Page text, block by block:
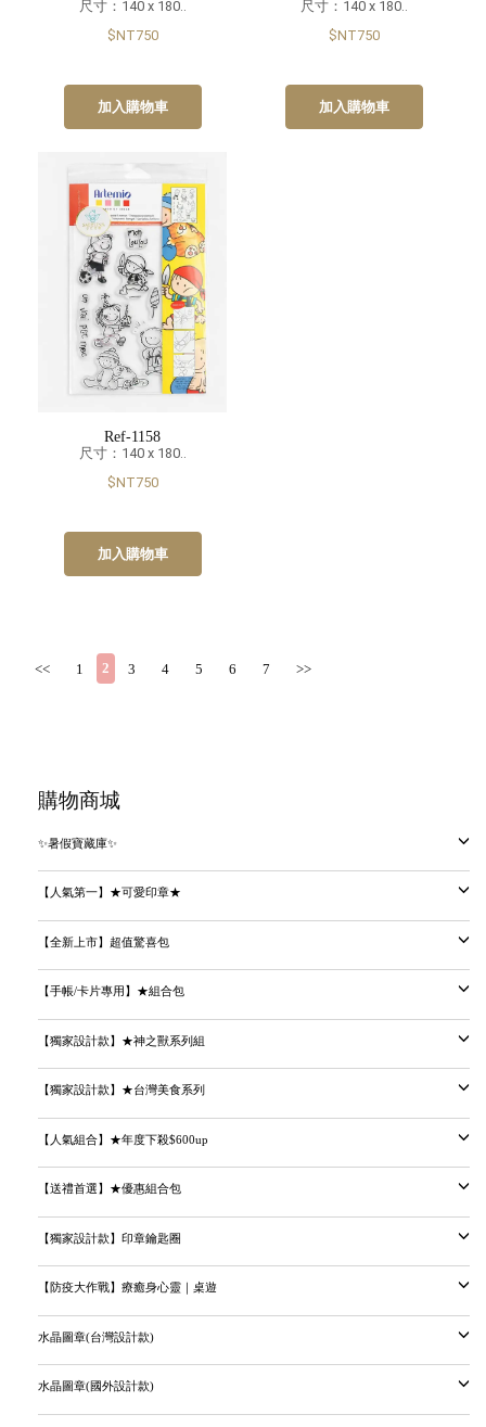
尺寸：140 x 180..
$NT750
加入購物車
尺寸：140 x 180..
$NT750
加入購物車
Ref-1158
尺寸：140 x 180..
$NT750
加入購物車
<< 1 2 3 4 5 6 7 >>
購物商城
✨暑假寶藏庫✨
【人氣第一】★可愛印章★
【全新上市】超值驚喜包
【手帳/卡片專用】★組合包
【獨家設計款】★神之獸系列組
【獨家設計款】★台灣美食系列
【人氣組合】★年度下殺$600up
【送禮首選】★優惠組合包
【獨家設計款】印章鑰匙圈
【防疫大作戰】療癒身心靈｜桌遊
水晶圖章(台灣設計款)
水晶圖章(國外設計款)